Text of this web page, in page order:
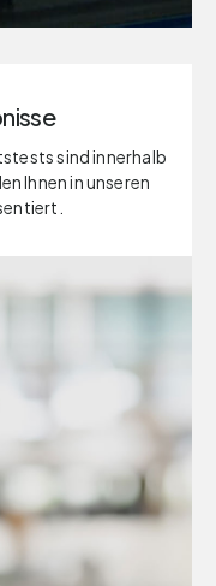
sind innerhalb
Ihnen in unseren